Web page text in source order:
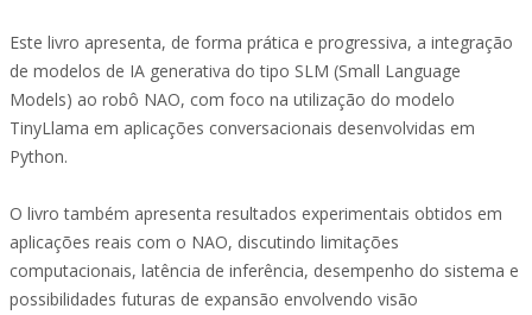
Este livro apresenta, de forma prática e progressiva, a integração
de modelos de IA generativa do tipo SLM (Small Language
Models) ao robô NAO, com foco na utilização do modelo
TinyLlama em aplicações conversacionais desenvolvidas em
Python.
O livro também apresenta resultados experimentais obtidos em
aplicações reais com o NAO, discutindo limitações
computacionais, latência de inferência, desempenho do sistema e
possibilidades futuras de expansão envolvendo visão